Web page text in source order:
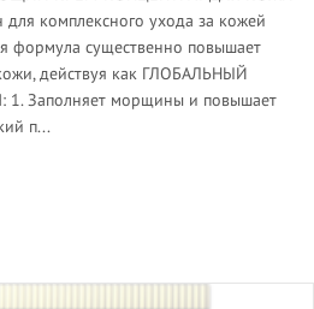
комплексного ухода за кожей
формула существенно повышает
действуя как ГЛОБАЛЬНЫЙ
Заполняет морщины и повышает
п...